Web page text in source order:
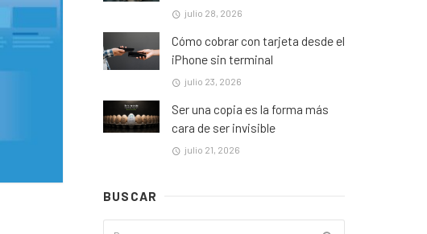
julio 28, 2026
Cómo cobrar con tarjeta desde el
iPhone sin terminal
julio 23, 2026
Ser una copia es la forma más
cara de ser invisible
julio 21, 2026
BUSCAR